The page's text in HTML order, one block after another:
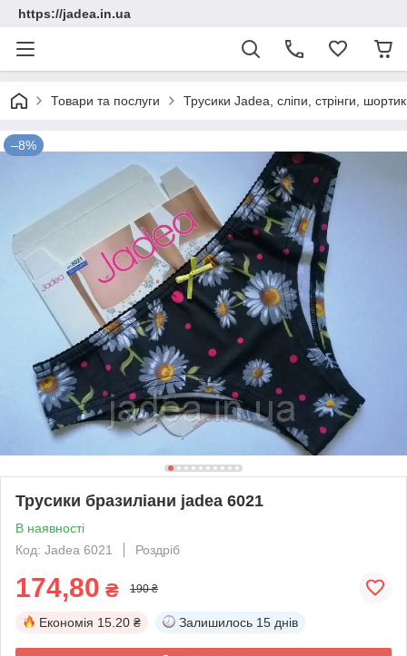
https://jadea.in.ua
Товари та послуги Трусики Jadea, сліпи, стрінги,
–8%
Трусики бразиліани jadea 6021
В наявності
Код: Jadea 6021
Роздріб
174,80 ₴ 190 ₴
Економія 15.20 ₴ Залишилось 15 днів